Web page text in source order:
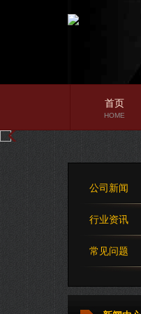
首页
HOME
公司新闻
行业资讯
常见问题